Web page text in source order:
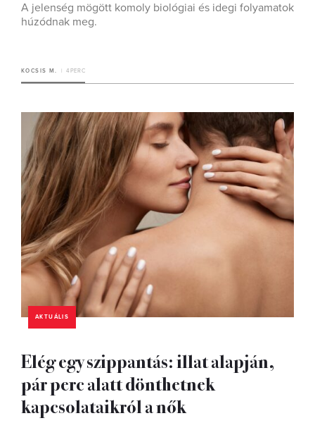
A jelenség mögött komoly biológiai és idegi folyamatok
húzódnak meg.
KOCSIS M. 4 PERC
AKTUÁLIS
Elég egy szippantás: illat alapján,
pár perc alatt dönthetnek
kapcsolataikról a nők